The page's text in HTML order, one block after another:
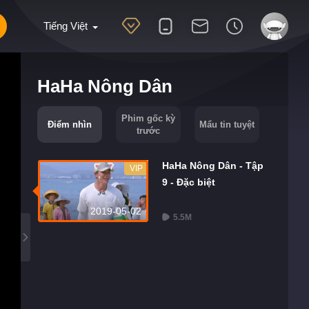
Tiếng Việt
HaHa Nông Dân
Điểm nhìn
Phim gốc kỳ
trước
Mẩu tin tuyệt
2019-05-02
VIP
HaHa Nông Dân - Tập
9 - Đặc biệt
5.5M